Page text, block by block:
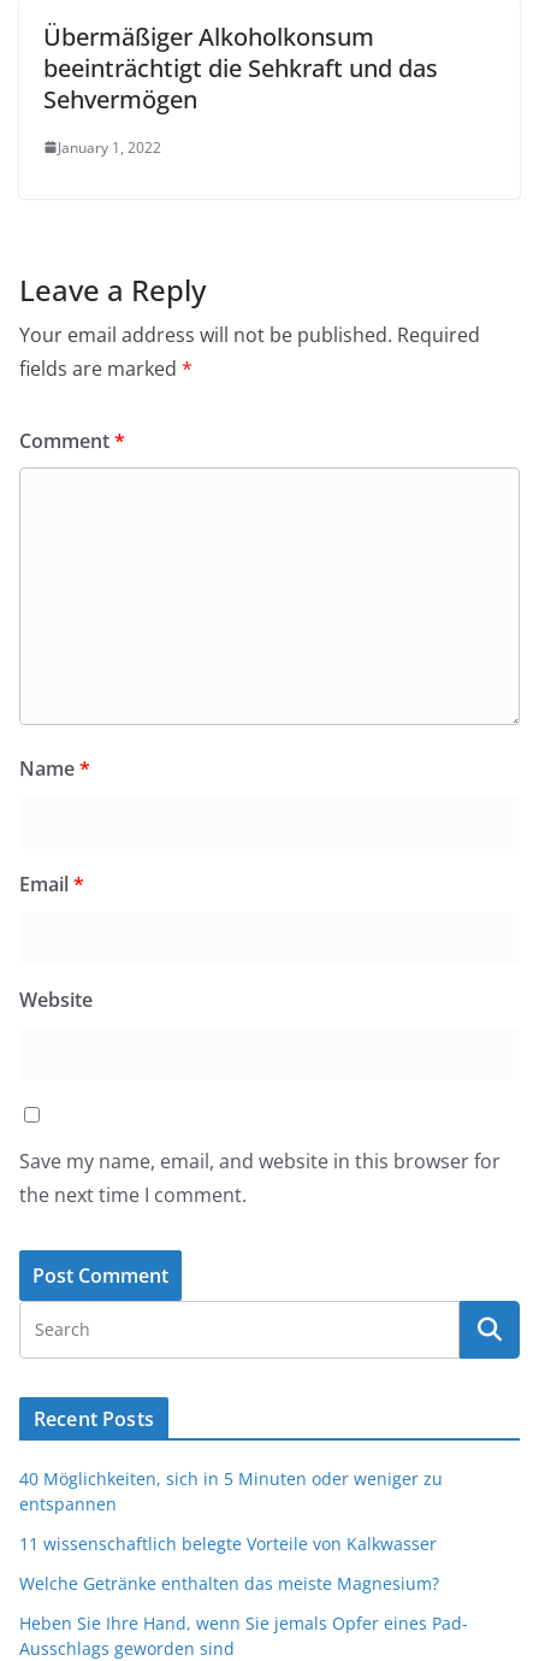
Übermäßiger Alkoholkonsum
beeinträchtigt die Sehkraft und das
Sehvermögen
January 1, 2022
Leave a Reply
Your email address will not be published. Required
fields are marked *
Comment*
Name*
Email*
Website
Save my name, email, and website in this browser for
the next time I comment.
Recent Posts
40 Möglichkeiten, sich in 5 Minuten oder weniger zu
entspannen
11 wissenschaftlich belegte Vorteile von Kalkwasser
Welche Getränke enthalten das meiste Magnesium?
Heben Sie Ihre Hand, wenn Sie jemals Opfer eines Pad-
Ausschlags geworden sind